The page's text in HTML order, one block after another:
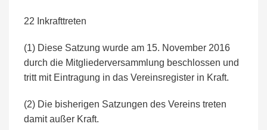
22 Inkrafttreten
(1) Diese Satzung wurde am 15. November 2016
durch die Mitgliederversammlung beschlossen und
tritt mit Eintragung in das Vereinsregister in Kraft.
(2) Die bisherigen Satzungen des Vereins treten
damit außer Kraft.